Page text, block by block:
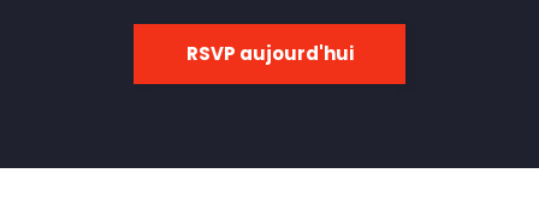
RSVP aujourd'hui